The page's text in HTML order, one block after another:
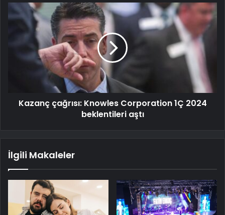
Kazanç çağrısı: Knowles Corporation 1Ç 2024
beklentileri aştı
İlgili Makaleler